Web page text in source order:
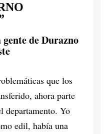
gente de Durazno
que los
ahora parte
departamento. Yo
edil, había una